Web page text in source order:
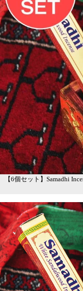
【6個セット】Samadhi